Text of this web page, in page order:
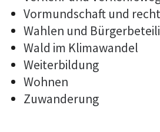
Vormundschaft und
Wahlen und
Wald im Klimawandel
Weiterbildung
Wohnen
Zuwanderung